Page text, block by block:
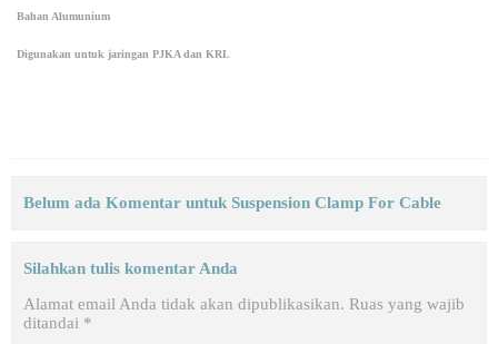
Bahan Alumunium
Digunakan untuk jaringan PJKA dan KRL
Belum ada Komentar untuk Suspension Clamp For Cable
Silahkan tulis komentar Anda
Alamat email Anda tidak akan dipublikasikan. Ruas yang wajib
ditandai *